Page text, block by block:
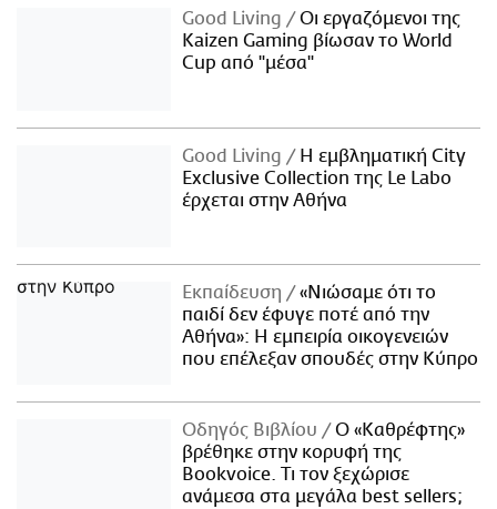
Good Living
Οι εργαζόμενοι της
Kaizen Gaming βίωσαν το World
Cup από "μέσα"
Good Living
Η εμβληματική City
Exclusive Collection της Le Labo
έρχεται στην Αθήνα
Εκπαίδευση
«Νιώσαμε ότι το
παιδί δεν έφυγε ποτέ από την
Αθήνα»: Η εμπειρία οικογενειών
που επέλεξαν σπουδές στην Κύπρο
Οδηγός Βιβλίου
Ο «Καθρέφτης»
βρέθηκε στην κορυφή της
Bookvoice. Τι τον ξεχώρισε
ανάμεσα στα μεγάλα best sellers;